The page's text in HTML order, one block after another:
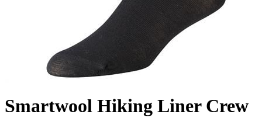
Smartwool Hiking Liner Crew